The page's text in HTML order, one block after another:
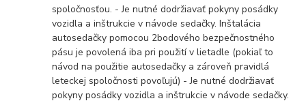
spoločnosťou. - Je nutné dodržiavať pokyny posádky
vozidla a inštrukcie v návode sedačky. Inštalácia
autosedačky pomocou 2bodového bezpečnostného
pásu je povolená iba pri použití v lietadle (pokiaľ to
návod na použitie autosedačky a zároveň pravidlá
leteckej spoločnosti povoľujú) - Je nutné dodržiavať
pokyny posádky vozidla a inštrukcie v návode sedačky.